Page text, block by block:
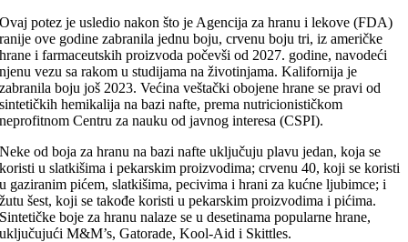
Ovaj potez je usledio nakon što je Agencija za hranu i lekove (FDA)
ranije ove godine zabranila jednu boju, crvenu boju tri, iz američke
hrane i farmaceutskih proizvoda počevši od 2027. godine, navodeći
njenu vezu sa rakom u studijama na životinjama. Kalifornija je
zabranila boju još 2023. Većina veštački obojene hrane se pravi od
sintetičkih hemikalija na bazi nafte, prema nutricionističkom
neprofitnom Centru za nauku od javnog interesa (CSPI).
Neke od boja za hranu na bazi nafte uključuju plavu jedan, koja se
koristi u slatkišima i pekarskim proizvodima; crvenu 40, koji se koristi
u gaziranim pićem, slatkišima, pecivima i hrani za kućne ljubimce; i
žutu šest, koji se takođe koristi u pekarskim proizvodima i pićima.
Sintetičke boje za hranu nalaze se u desetinama popularne hrane,
uključujući M&M’s, Gatorade, Kool-Aid i Skittles.